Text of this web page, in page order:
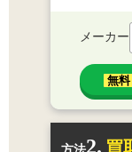
メーカー
無料
2. 買